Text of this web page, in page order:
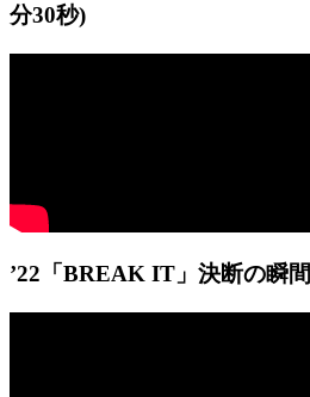
分30秒)
’22「BREAK IT」決断の瞬間